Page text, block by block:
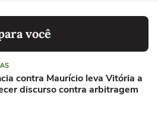
você
contra Maurício leva Vitória a
discurso contra arbitragem